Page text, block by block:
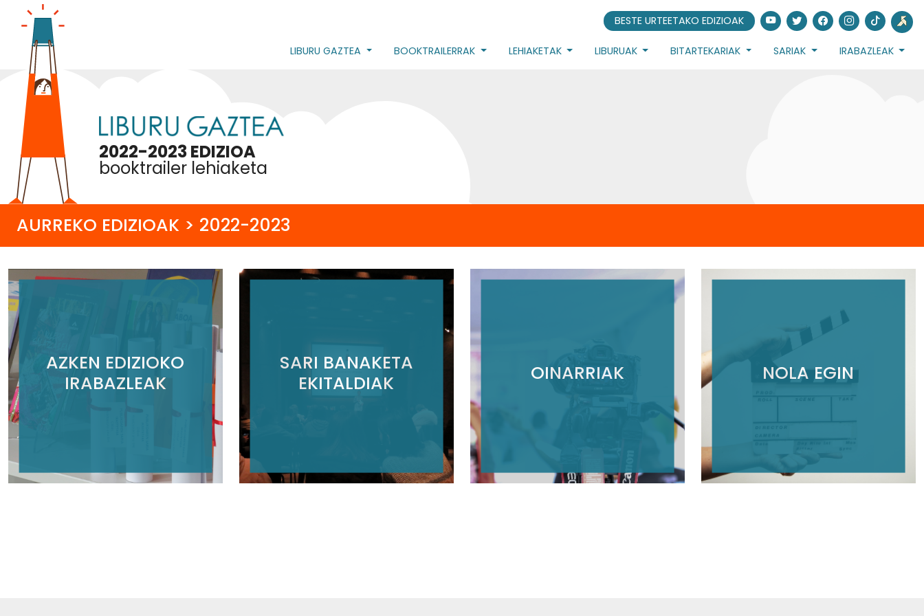
BESTE URTEETAKO EDIZIOAK
LIBURU GAZTEA BOOKTRAILERRAK LEHIAKETAK LIBURUAK BITARTEKARIAK SARIAK IRABAZLEAK
2022-2023 EDIZIOA
booktrailer lehiaketa
AURREKO EDIZIOAK > 2022-2023
AZKEN EDIZIOKO
IRABAZLEAK
SARI BANAKETA
EKITALDIAK
OINARRIAK NOLA EGIN